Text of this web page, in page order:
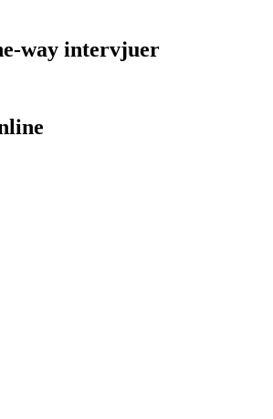
way intervjuer